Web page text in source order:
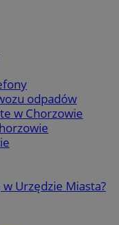
odpadów
w Chorzowie
w Urzędzie Miasta?